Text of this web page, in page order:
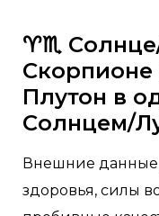
♈♏
Плутон в
Солнцем/
Внешние данные,
здоровья, силы